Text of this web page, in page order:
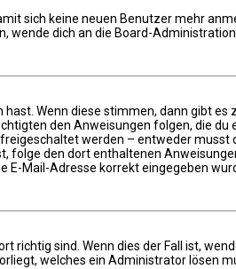
sich keine neuen Benutzer mehr
wende dich an die Board-
Wenn diese stimmen, dann gibt es
den Anweisungen folgen, die
werden – entweder
den dort enthaltenen
E-Mail-Adresse korrekt eingegeben
sind. Wenn dies der Fall ist,
welches ein Administrator lösen